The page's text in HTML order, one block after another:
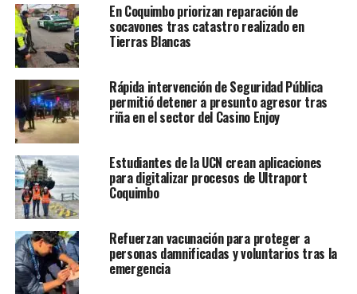
En Coquimbo priorizan reparación de
socavones tras catastro realizado en
Tierras Blancas
Rápida intervención de Seguridad Pública
permitió detener a presunto agresor tras
riña en el sector del Casino Enjoy
Estudiantes de la UCN crean aplicaciones
para digitalizar procesos de Ultraport
Coquimbo
Refuerzan vacunación para proteger a
personas damnificadas y voluntarios tras la
emergencia